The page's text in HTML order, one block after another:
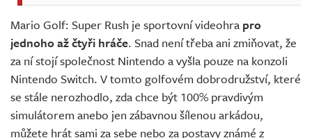
Mario Golf: Super Rush je sportovní videohra pro
jednoho až čtyři hráče. Snad není třeba ani zmiňovat, že
za ní stojí společnost Nintendo a vyšla pouze na konzoli
Nintendo Switch. V tomto golfovém dobrodružství, které
se stále nerozhodlo, zda chce být 100% pravdivým
simulátorem anebo jen zábavnou šílenou arkádou,
můžete hrát sami za sebe nebo za postavy známé z